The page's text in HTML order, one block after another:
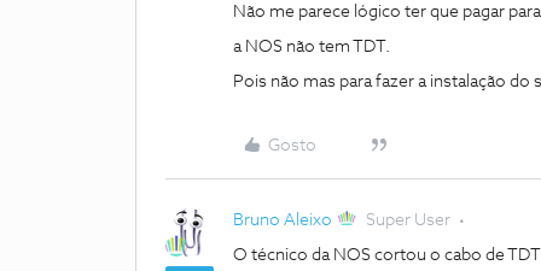
Não me parece lógico ter que pagar
a NOS não tem TDT.
Pois não mas para fazer a instalação
Gosto
Bruno Aleixo Super User
O técnico da NOS cortou o cabo de